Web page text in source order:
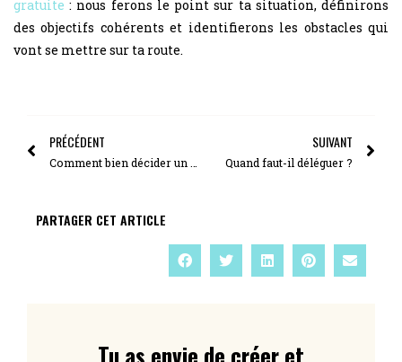
gratuite : nous ferons le point sur ta situation, définirons
des objectifs cohérents et identifierons les obstacles qui
vont se mettre sur ta route.
PRÉCÉDENT SUIVANT
Quand faut-il déléguer ?
PARTAGER CET ARTICLE
Tu as envie de créer et